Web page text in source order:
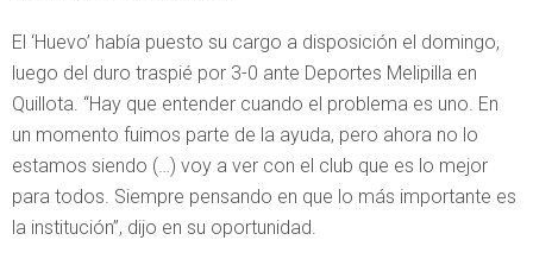
El ‘Huevo’ había puesto su cargo a disposición el domingo,
luego del duro traspié por 3-0 ante Deportes Melipilla en
Quillota. “Hay que entender cuando el problema es uno. En
un momento fuimos parte de la ayuda, pero ahora no lo
estamos siendo (…) voy a ver con el club que es lo mejor
para todos. Siempre pensando en que lo más importante es
la institución”, dijo en su oportunidad.